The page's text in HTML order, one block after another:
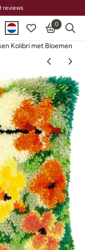
instellingen of sta
reviews
0
Kolibri met Bloemen